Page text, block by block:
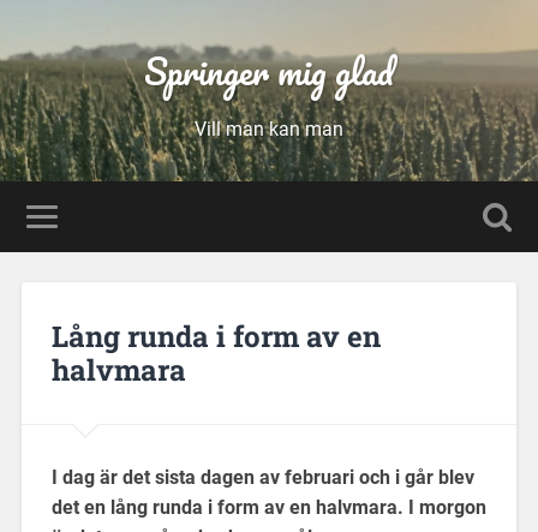
Springer mig glad
Vill man kan man
Lång runda i form av en
halvmara
I dag är det sista dagen av februari och i går blev
det en lång runda i form av en halvmara. I morgon